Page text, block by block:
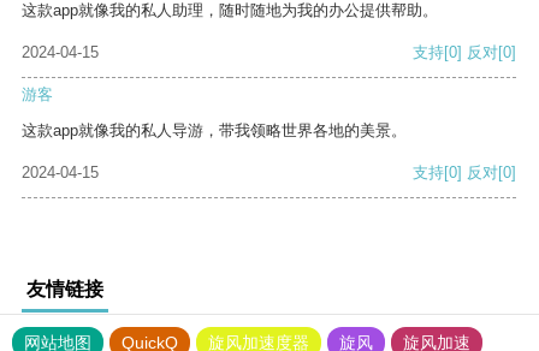
这款app就像我的私人助理，随时随地为我的办公提供帮助。
2024-04-15 支持[0] 反对[0]
游客
这款app就像我的私人导游，带我领略世界各地的美景。
2024-04-15 支持[0] 反对[0]
友情链接
网站地图 QuickQ 旋风加速度器 旋风
旋风加速